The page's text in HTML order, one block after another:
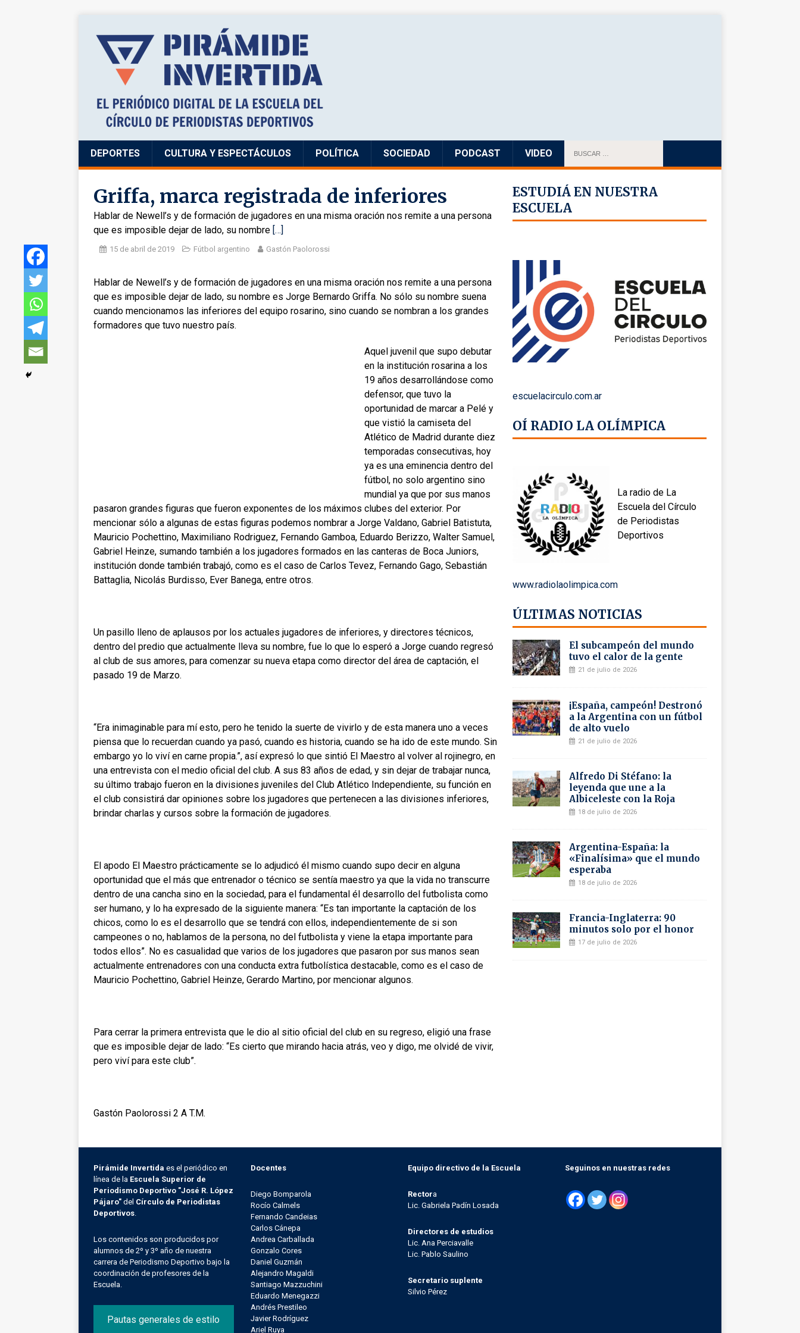
DEPORTES CULTURA Y ESPECTÁCULOS POLÍTICA SOCIEDAD PODCAST VIDEO
Griffa, marca registrada de inferiores
Hablar de Newell’s y de formación de jugadores en una misma oración nos remite a una persona
que es imposible dejar de lado, su nombre […]
15 de abril de 2019 Fútbol argentino Gastón Paolorossi
Hablar de Newell’s y de formación de jugadores en una misma oración nos remite a una persona
que es imposible dejar de lado, su nombre es Jorge Bernardo Griffa. No sólo su nombre suena
cuando mencionamos las inferiores del equipo rosarino, sino cuando se nombran a los grandes
formadores que tuvo nuestro país.
Aquel juvenil que supo debutar
en la institución rosarina a los
19 años desarrollándose como
defensor, que tuvo la
oportunidad de marcar a Pelé y
que vistió la camiseta del
Atlético de Madrid durante diez
temporadas consecutivas, hoy
ya es una eminencia dentro del
fútbol, no solo argentino sino
mundial ya que por sus manos
pasaron grandes figuras que fueron exponentes de los máximos clubes del exterior. Por
mencionar sólo a algunas de estas figuras podemos nombrar a Jorge Valdano, Gabriel Batistuta,
Mauricio Pochettino, Maximiliano Rodriguez, Fernando Gamboa, Eduardo Berizzo, Walter Samuel,
Gabriel Heinze, sumando también a los jugadores formados en las canteras de Boca Juniors,
institución donde también trabajó, como es el caso de Carlos Tevez, Fernando Gago, Sebastián
Battaglia, Nicolás Burdisso, Ever Banega, entre otros.
Un pasillo lleno de aplausos por los actuales jugadores de inferiores, y directores técnicos,
dentro del predio que actualmente lleva su nombre, fue lo que lo esperó a Jorge cuando regresó
al club de sus amores, para comenzar su nueva etapa como director del área de captación, el
pasado 19 de Marzo.
“Era inimaginable para mí esto, pero he tenido la suerte de vivirlo y de esta manera uno a veces
piensa que lo recuerdan cuando ya pasó, cuando es historia, cuando se ha ido de este mundo. Sin
embargo yo lo viví en carne propia.”, así expresó lo que sintió El Maestro al volver al rojinegro, en
una entrevista con el medio oficial del club. A sus 83 años de edad, y sin dejar de trabajar nunca,
su último trabajo fueron en la divisiones juveniles del Club Atlético Independiente, su función en
el club consistirá dar opiniones sobre los jugadores que pertenecen a las divisiones inferiores,
brindar charlas y cursos sobre la formación de jugadores.
El apodo El Maestro prácticamente se lo adjudicó él mismo cuando supo decir en alguna
oportunidad que el más que entrenador o técnico se sentía maestro ya que la vida no transcurre
dentro de una cancha sino en la sociedad, para el fundamental él desarrollo del futbolista como
ser humano, y lo ha expresado de la siguiente manera: “Es tan importante la captación de los
chicos, como lo es el desarrollo que se tendrá con ellos, independientemente de si son
campeones o no, hablamos de la persona, no del futbolista y viene la etapa importante para
todos ellos”. No es casualidad que varios de los jugadores que pasaron por sus manos sean
actualmente entrenadores con una conducta extra futbolística destacable, como es el caso de
Mauricio Pochettino, Gabriel Heinze, Gerardo Martino, por mencionar algunos.
Para cerrar la primera entrevista que le dio al sitio oficial del club en su regreso, eligió una frase
que es imposible dejar de lado: “Es cierto que mirando hacia atrás, veo y digo, me olvidé de vivir,
pero viví para este club”.
Gastón Paolorossi 2 A T.M.
ESTUDIÁ EN NUESTRA
ESCUELA
escuelacirculo.com.ar
OÍ RADIO LA OLÍMPICA
La radio de La
Escuela del Círculo
de Periodistas
Deportivos
www.radiolaolimpica.com
ÚLTIMAS NOTICIAS
El subcampeón del mundo
tuvo el calor de la gente
21 de julio de 2026
¡España, campeón! Destronó
a la Argentina con un fútbol
de alto vuelo
21 de julio de 2026
Alfredo Di Stéfano: la
leyenda que une a la
Albiceleste con la Roja
18 de julio de 2026
Argentina-España: la
«Finalísima» que el mundo
esperaba
18 de julio de 2026
Francia-Inglaterra: 90
minutos solo por el honor
17 de julio de 2026
Pirámide Invertida es el periódico en
línea de la Escuela Superior de
Periodismo Deportivo "José R. López
Pájaro" del Círculo de Periodistas
Deportivos.
Los contenidos son producidos por
alumnos de 2º y 3º año de nuestra
carrera de Periodismo Deportivo bajo la
coordinación de profesores de la
Escuela.
Pautas generales de estilo
Docentes
Diego Bomparola
Rocío Calmels
Fernando Candeias
Carlos Cánepa
Andrea Carballada
Gonzalo Cores
Daniel Guzmán
Alejandro Magaldi
Santiago Mazzuchini
Eduardo Menegazzi
Andrés Prestileo
Javier Rodríguez
Ariel Ruya
Equipo directivo de la Escuela
Rectora
Lic. Gabriela Padín Losada
Directores de estudios
Lic. Ana Perciavalle
Lic. Pablo Saulino
Secretario suplente
Silvio Pérez
Seguinos en nuestras redes